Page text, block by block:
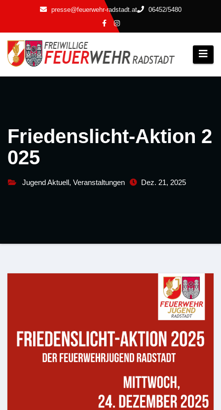
springen
presse@feuerwehr-radstadt.at 06452/5480
Friedenslicht-Aktion 2
025
Jugend Aktuell, Veranstaltungen Dez. 21, 2025